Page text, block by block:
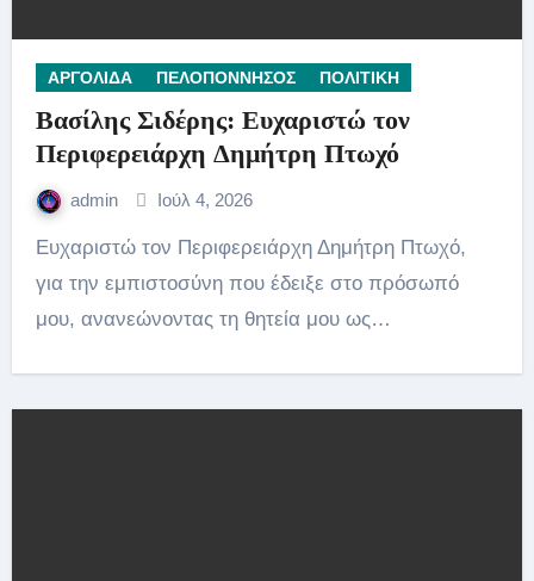
ΑΡΓΟΛΙΔΑ ΠΕΛΟΠΟΝΝΗΣΟΣ ΠΟΛΙΤΙΚΗ
Βασίλης Σιδέρης: Ευχαριστώ τον
Περιφερειάρχη Δημήτρη Πτωχό
admin Ιούλ 4, 2026
Ευχαριστώ τον Περιφερειάρχη Δημήτρη Πτωχό,
για την εμπιστοσύνη που έδειξε στο πρόσωπό
μου, ανανεώνοντας τη θητεία μου ως…